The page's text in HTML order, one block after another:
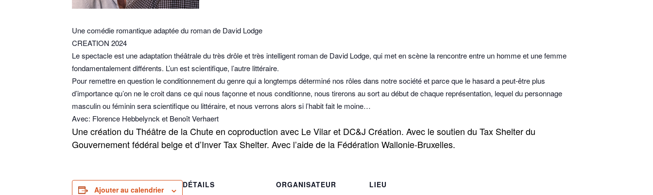
Une comédie romantique adaptée du roman de David Lodge
CREATION 2024
Le spectacle est une adaptation théâtrale du très drôle et très intelligent roman de David Lodge, qui met en scène la rencontre entre un homme et une femme
fondamentalement différents. L’un est scientifique, l’autre littéraire.
Pour remettre en question le conditionnement du genre qui a longtemps déterminé nos rôles dans notre société et parce que le hasard a peut-être plus
d’importance qu’on ne le croit dans ce qui nous façonne et nous conditionne, nous tirerons au sort au début de chaque représentation, lequel du personnage
masculin ou féminin sera scientifique ou littéraire, et nous verrons alors si l’habit fait le moine…
Avec: Florence Hebbelynck et Benoît Verhaert
Une création du Théâtre de la Chute en coproduction avec Le Vilar et DC&J Création. Avec le soutien du Tax Shelter du
Gouvernement fédéral belge et d’Inver Tax Shelter. Avec l’aide de la Fédération Wallonie-Bruxelles.
Ajouter au calendrier
DÉTAILS
ORGANISATEUR
LIEU